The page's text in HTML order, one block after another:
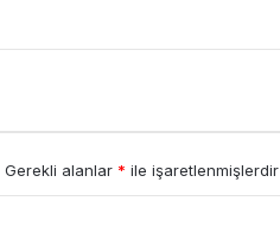
Gerekli alanlar * ile işaretlenmişlerdir